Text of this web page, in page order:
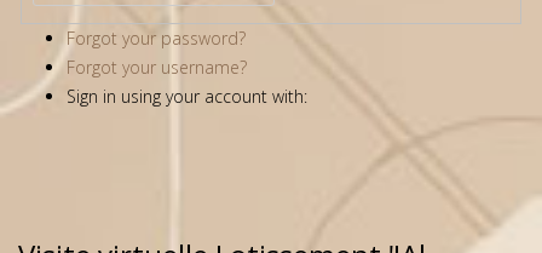
Forgot your password?
Forgot your username?
Sign in using your account with: